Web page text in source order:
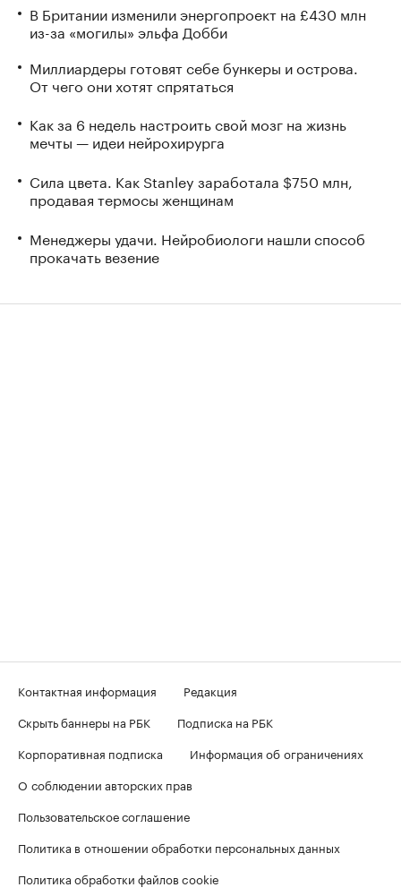
В Британии изменили энергопроект на £430 млн
из-за «могилы» эльфа Добби
Миллиардеры готовят себе бункеры и острова.
От чего они хотят спрятаться
Как за 6 недель настроить свой мозг на жизнь
мечты — идеи нейрохирурга
Сила цвета. Как Stanley заработала $750 млн,
продавая термосы женщинам
Менеджеры удачи. Нейробиологи нашли способ
прокачать везение
Контактная информация
Редакция
Скрыть баннеры на РБК
Подписка на РБК
Корпоративная подписка
Информация об ограничениях
О соблюдении авторских прав
Пользовательское соглашение
Политика в отношении обработки персональных данных
Политика обработки файлов cookie